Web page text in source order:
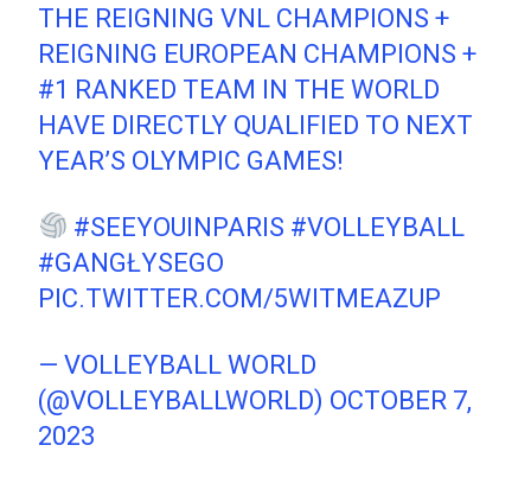
THE REIGNING VNL CHAMPIONS +
REIGNING EUROPEAN CHAMPIONS +
#1 RANKED TEAM IN THE WORLD
HAVE DIRECTLY QUALIFIED TO NEXT
YEAR’S OLYMPIC GAMES!
#SEEYOUINPARIS #VOLLEYBALL
#GANGŁYSEGO
PIC.TWITTER.COM/5WITMEAZUP
— VOLLEYBALL WORLD
(@VOLLEYBALLWORLD) OCTOBER 7,
2023